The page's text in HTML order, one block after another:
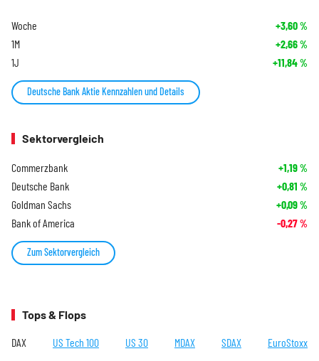
Woche +3,60%
1M +2,66%
1J +11,84%
Deutsche Bank Aktie Kennzahlen und Details
Sektorvergleich
Commerzbank +1,19%
Deutsche Bank +0,81 %
Goldman Sachs +0,09%
Bank of America -0,27%
Zum Sektorvergleich
Tops & Flops
DAX US Tech 100 US 30 MDAX SDAX EuroStoxx